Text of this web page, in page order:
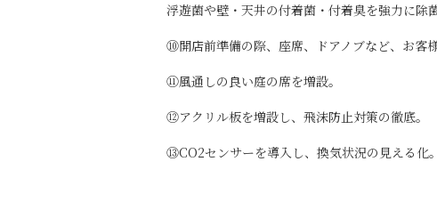
浮遊菌や壁・天井の付着菌・付着臭を強力に除
⑩開店前準備の際、座席、ドアノブなど、お客
⑪風通しの良い庭の席を増設。
⑫アクリル板を増設し、飛沫防止対策の徹底。
⑬CO2センサーを導入し、換気状況の見える化。